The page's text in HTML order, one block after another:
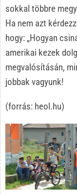
sokkal többre
Ha nem azt
hogy: „Hogyan
amerikai kezek
megvalósításán,
jobbak vagyunk!
(forrás: heol.hu)